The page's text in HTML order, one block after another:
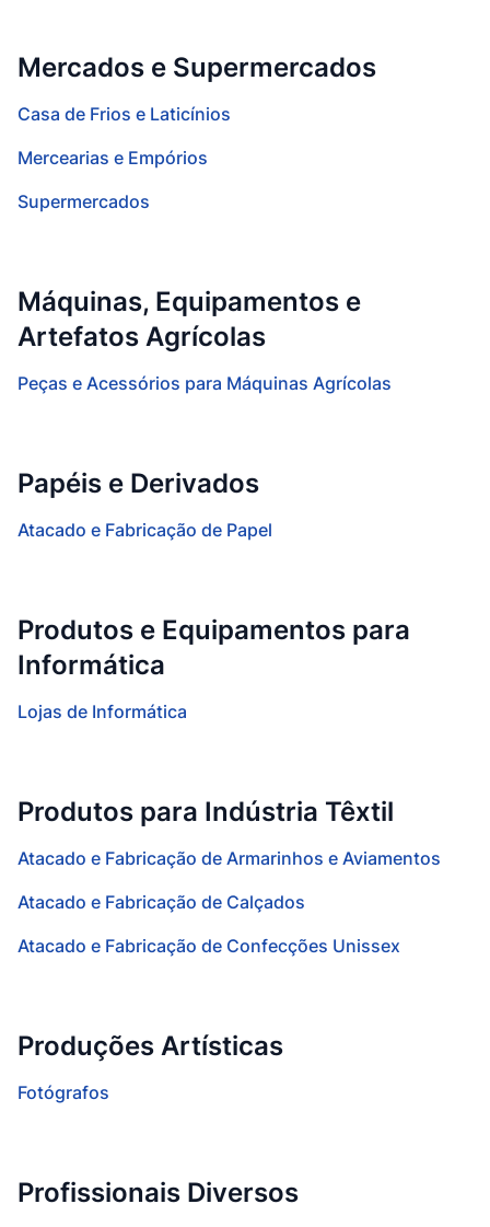
Mercados e Supermercados
Casa de Frios e Laticínios
Mercearias e Empórios
Supermercados
Máquinas, Equipamentos e
Artefatos Agrícolas
Peças e Acessórios para Máquinas Agrícolas
Papéis e Derivados
Atacado e Fabricação de Papel
Produtos e Equipamentos para
Informática
Lojas de Informática
Produtos para Indústria Têxtil
Atacado e Fabricação de Armarinhos e Aviamentos
Atacado e Fabricação de Calçados
Atacado e Fabricação de Confecções Unissex
Produções Artísticas
Fotógrafos
Profissionais Diversos